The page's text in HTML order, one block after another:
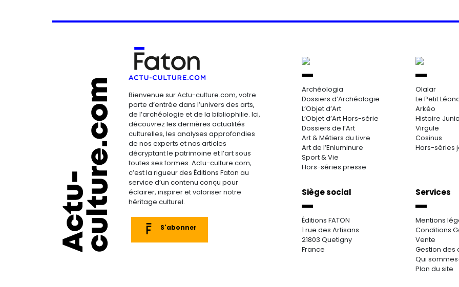
Bienvenue sur Actu-culture.com, votre
porte d’entrée dans l’univers des arts,
de l’archéologie et de la bibliophilie. Ici,
découvrez les dernières actualités
culturelles, les analyses approfondies
de nos experts et nos articles
décryptant le patrimoine et l’art sous
toutes ses formes. Actu-culture.com,
c’est la rigueur des Éditions Faton au
service d’un contenu conçu pour
éclairer, inspirer et valoriser notre
héritage culturel.
S'abonner
Archéologia
Dossiers d’Archéologie
L’Objet d’Art
L’Objet d’Art Hors-série
Dossiers de l’Art
Art & Métiers du Livre
Art de l’Enluminure
Sport & Vie
Hors-séries presse
Olalar
Le Petit
Arkéo
Histoire
Virgule
Cosinus
Hors-séries
Siège social
Éditions FATON
1 rue des Artisans
21803 Quetigny
France
Services
Mentions
Conditions
Vente
Gestion des
Qui
Plan du site